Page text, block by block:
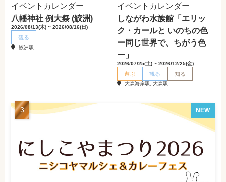
イベントカレンダー
八幡神社 例大祭 (鮫洲)
2026/08/13(木) ~ 2026/08/16(日)
観る
鮫洲駅
イベントカレンダー
しながわ水族館「エリッ
ク・カールと いのちの色
ー同じ世界で、ちがう色
ー」
2026/07/25(土) ~ 2026/12/25(金)
遊ぶ 観る 知る
大森海岸駅, 大森駅
NEW